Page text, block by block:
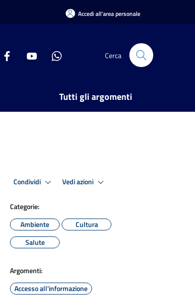
Accedi all'area personale
Cerca
Tutti gli argomenti
Condividi Vedi azioni
Categorie:
Ambiente
Cultura
Salute
Argomenti:
Accesso all'informazione